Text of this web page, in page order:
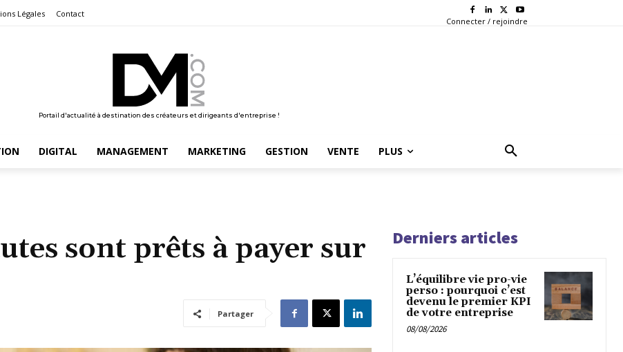
Légales Contact
Connecter / rejoindre
Portail d'actualité à destination des créateurs et dirigeants d'entreprise !
DIGITAL MANAGEMENT MARKETING GESTION VENTE PLUS
sont prêts à payer sur
Partager
Derniers articles
L’équilibre vie pro-vie
perso : pourquoi c’est
devenu le premier KPI
de votre entreprise
08/08/2026